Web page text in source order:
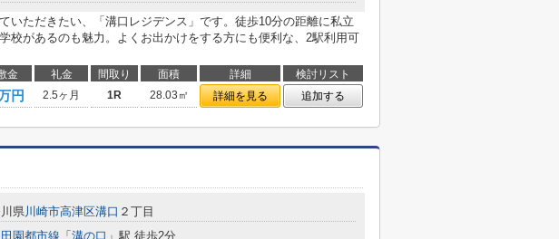
いただきたい、「溝口レジデンス」です。徒歩10分の距離に私立
校があるのも魅力。よくお出かけをする方にも便利な、2駅利用可
金 礼金 間取り 面積 詳細
検討リスト
円 2.5ヶ月 1R 28.03㎡ 詳細を見る 追加する
県川崎市高津区溝口 ２丁目
園都市線 「 溝の口 」駅 徒歩2分